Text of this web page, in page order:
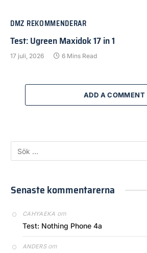
DMZ REKOMMENDERAR
Test: Ugreen Maxidok 17 in 1
17 juli, 2026 6 Mins Read
ADD A COMMENT
Senaste kommentarerna
CAHYAEKA om
Test: Nothing Phone 4a
ANDERSom